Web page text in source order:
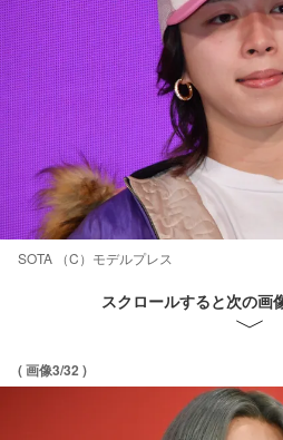
SOTA （C）モデルプレス
スクロールすると次の画
( 画像3/32 )